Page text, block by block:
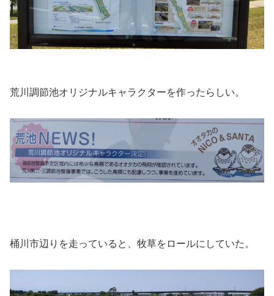
荒川調節池オリジナルキャラクターを作ったらしい。
桶川市辺りを走っていると、牧草をロールにしていた。